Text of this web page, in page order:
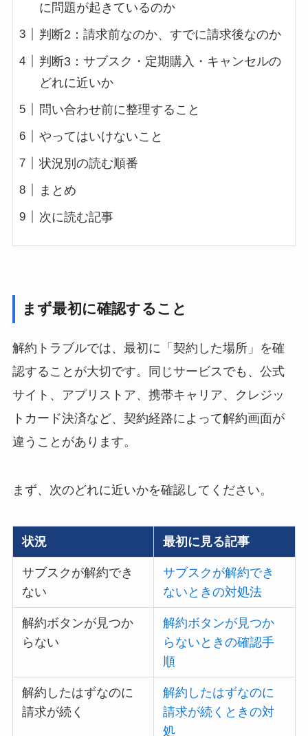
に問題が起きているのか
判断2：請求前なのか、すでに請求後なのか
判断3：サブスク・定期購入・キャンセルの
どれに近いか
問い合わせ前に整理すること
やってはいけないこと
状況別の読む順番
まとめ
次に読む記事
まず最初に確認すること
解約トラブルでは、最初に「契約した場所」を確
認することが大切です。同じサービスでも、公式
サイト、アプリストア、携帯キャリア、クレジッ
トカード決済など、契約経路によって解約画面が
違うことがあります。
まず、次のどれに近いかを確認してください。
状況 最初に見る記事
サブスクが解約でき
ない
サブスクが解約でき
ないときの対処法
解約ボタンが見つか
らない
解約ボタンが見つか
らないときの確認手
順
解約したはずなのに
請求が続く
解約したはずなのに
請求が続くときの対
処